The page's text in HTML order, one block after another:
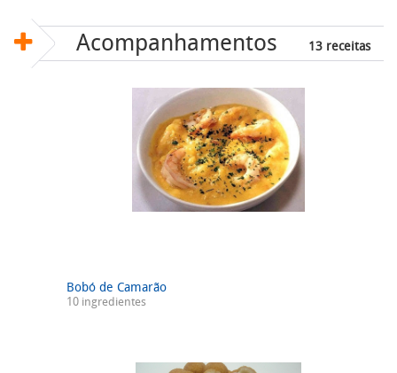
Acompanhamentos 13 receitas
Bobó de Camarão
10 ingredientes